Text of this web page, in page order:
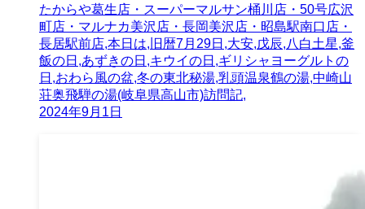
たからや葛生店・スーパーマルサン桶川店・50号広沢
町店・マルナカ美沢店・長岡美沢店・昭島駅南口店・
長居駅前店,本日は,旧暦7月29日,大安,戊辰,八白土星,釜
飯の日,あずきの日,キウイの日,ギリシャヨーグルトの
日,おわら風の盆,冬の東北秘湯,乳頭温泉鶴の湯,中崎山
荘奥飛騨の湯(岐阜県高山市)訪問記,
2024年9月1日